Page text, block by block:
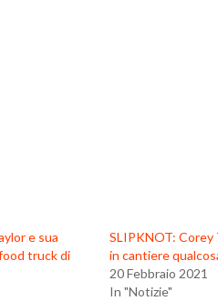
e sua
truck di
SLIPKNOT: Corey
in cantiere
20 Febbraio 2021
In "Notizie"